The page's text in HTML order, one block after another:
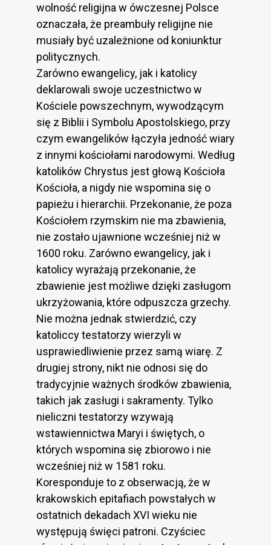
wolność religijna w ówczesnej Polsce
oznaczała, że preambuły religijne nie
musiały być uzależnione od koniunktur
politycznych.
Zarówno ewangelicy, jak i katolicy
deklarowali swoje uczestnictwo w
Kościele powszechnym, wywodzącym
się z Biblii i Symbolu Apostolskiego, przy
czym ewangelików łączyła jedność wiary
z innymi kościołami narodowymi. Według
katolików Chrystus jest głową Kościoła
Kościoła, a nigdy nie wspomina się o
papieżu i hierarchii. Przekonanie, że poza
Kościołem rzymskim nie ma zbawienia,
nie zostało ujawnione wcześniej niż w
1600 roku. Zarówno ewangelicy, jak i
katolicy wyrażają przekonanie, że
zbawienie jest możliwe dzięki zasługom
ukrzyżowania, które odpuszcza grzechy.
Nie można jednak stwierdzić, czy
katoliccy testatorzy wierzyli w
usprawiedliwienie przez samą wiarę. Z
drugiej strony, nikt nie odnosi się do
tradycyjnie ważnych środków zbawienia,
takich jak zasługi i sakramenty. Tylko
nieliczni testatorzy wzywają
wstawiennictwa Maryi i świętych, o
których wspomina się zbiorowo i nie
wcześniej niż w 1581 roku.
Koresponduje to z obserwacją, że w
krakowskich epitafiach powstałych w
ostatnich dekadach XVI wieku nie
występują święci patroni. Czyściec